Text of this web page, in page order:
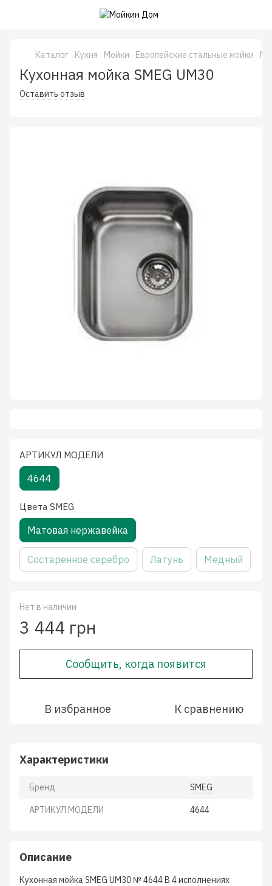
Каталог Кухня Мойки Европейские стальные мойки
Кухонная мойка SMEG UM30
Оставить отзыв
АРТИКУЛ МОДЕЛИ
4644
Цвета SMEG
Матовая нержавейка
Cостаренное серебро Латунь Медный
Нет в наличии
3 444 грн
Сообщить, когда появится
В избранное К сравнению
Характеристики
Бренд SMEG
АРТИКУЛ МОДЕЛИ 4644
Описание
Кухонная мойка SMEG UM30 № 4644 В 4 исполнениях